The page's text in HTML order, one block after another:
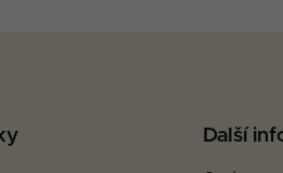
Další